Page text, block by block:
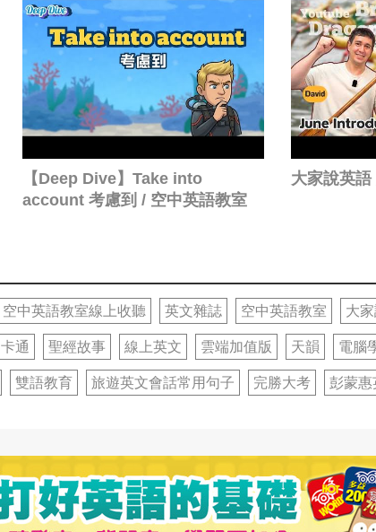
【Deep Dive】Take into
account 考慮到 / 空中英語教室
大家說英
空中英語教室線上收聽 英文雜誌 空中英語教室 大
卡通 聖經故事 線上英文 雲端加值版 天韻 電腦
雙語教育 旅遊英文會話常用句子 完勝大考 彭蒙惠